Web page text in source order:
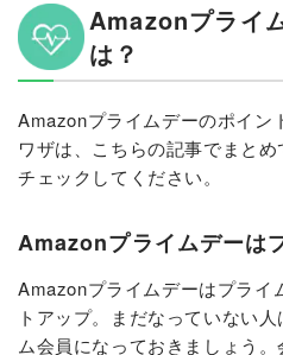
Amazonプライ
は？
Amazonプライムデーのポイン
ワザは、こちらの記事でまと
チェックしてください。
Amazonプライムデーは
Amazonプライムデーはプライ
トアップ。まだなっていない
ム会員になっておきましょう